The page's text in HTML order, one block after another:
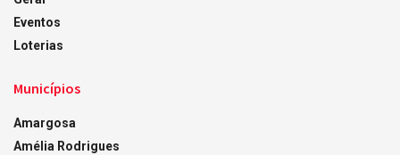
Eventos
Loterias
Municípios
Amargosa
Amélia Rodrigues